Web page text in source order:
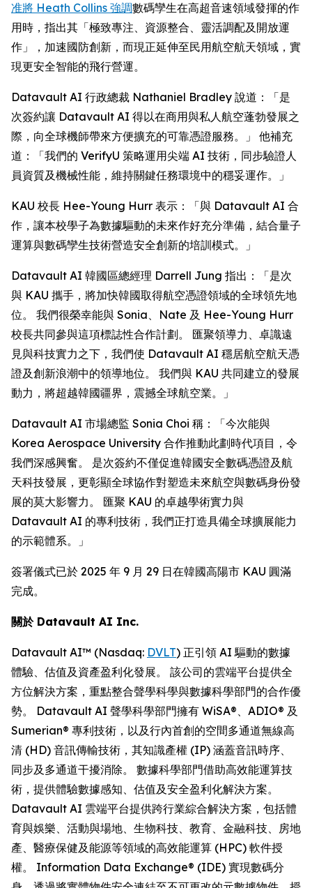
准將 Heath Collins 強調數碼孿生在高超音速領域發揮的作
用時，指出其「極致專注、資源整合、靈活調配及開放運
作」，加速國防創新，而現正延伸至民用航空航天領域，實
現更安全智能的飛行營運。
Datavault AI 行政總裁 Nathaniel Bradley 說道：「是
次簽約讓 Datavault AI 得以在商用與私人航空蓬勃發展之
際，向全球機師帶來方便擴充的可靠憑證服務。」 他補充
道：「我們的 VerifyU 策略運用尖端 AI 技術，同步驗證人
員資質及機械性能，維持關鍵任務環境中的穩妥運作。」
KAU 校長 Hee-Young Hurr 表示：「與 Datavault AI 合
作，讓本校學子為數據驅動的未來作好充分準備，結合量子
運算與數碼孿生技術營造安全創新的培訓模式。」
Datavault AI 韓國區總經理 Darrell Jung 指出：「是次
與 KAU 攜手，將加快韓國取得航空憑證領域的全球領先地
位。 我們很榮幸能與 Sonia、Nate 及 Hee-Young Hurr
校長共同參與這項標誌性合作計劃。 匯聚領導力、卓識遠
見與科技實力之下，我們使 Datavault AI 穩居航空航天憑
證及創新浪潮中的領導地位。 我們與 KAU 共同建立的發展
動力，將超越韓國疆界，震撼全球航空業。」
Datavault AI 市場總監 Sonia Choi 稱：「今次能與
Korea Aerospace University 合作推動此劃時代項目，令
我們深感興奮。 是次簽約不僅促進韓國安全數碼憑證及航
天科技發展，更彰顯全球協作對塑造未來航空與數碼身份發
展的莫大影響力。 匯聚 KAU 的卓越學術實力與
Datavault AI 的專利技術，我們正打造具備全球擴展能力
的示範體系。」
簽署儀式已於 2025 年 9 月 29 日在韓國高陽市 KAU 圓滿
完成。
關於 Datavault AI Inc.
Datavault AI™ (Nasdaq: DVLT) 正引領 AI 驅動的數據
體驗、估值及資產盈利化發展。 該公司的雲端平台提供全
方位解決方案，重點整合聲學科學與數據科學部門的合作優
勢。 Datavault AI 聲學科學部門擁有 WiSA®、ADIO® 及
Sumerian® 專利技術，以及行內首創的空間多通道無線高
清 (HD) 音訊傳輸技術，其知識產權 (IP) 涵蓋音訊時序、
同步及多通道干擾消除。 數據科學部門借助高效能運算技
術，提供體驗數據感知、估值及安全盈利化解決方案。
Datavault AI 雲端平台提供跨行業綜合解決方案，包括體
育與娛樂、活動與場地、生物科技、教育、金融科技、房地
產、醫療保健及能源等領域的高效能運算 (HPC) 軟件授
權。 Information Data Exchange® (IDE) 實現數碼分